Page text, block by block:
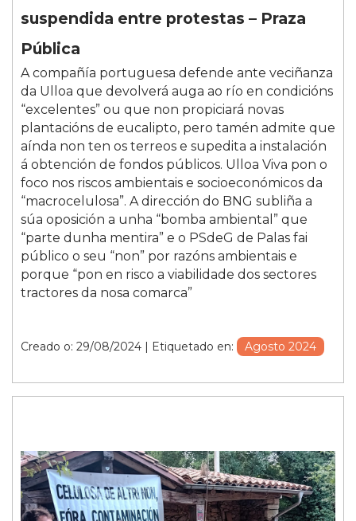
suspendida entre protestas – Praza
Pública
A compañía portuguesa defende ante veciñanza
da Ulloa que devolverá auga ao río en condicións
“excelentes” ou que non propiciará novas
plantacións de eucalipto, pero tamén admite que
aínda non ten os terreos e supedita a instalación
á obtención de fondos públicos. Ulloa Viva pon o
foco nos riscos ambientais e socioeconómicos da
“macrocelulosa”. A dirección do BNG subliña a
súa oposición a unha “bomba ambiental” que
“parte dunha mentira” e o PSdeG de Palas fai
público o seu “non” por razóns ambientais e
porque “pon en risco a viabilidade dos sectores
tractores da nosa comarca”
Creado o: 29/08/2024 | Etiquetado en: Agosto 2024